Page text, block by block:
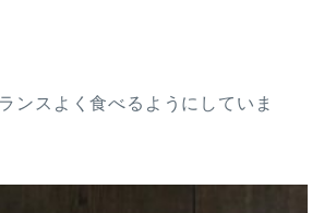
ンスよく食べるようにしていま